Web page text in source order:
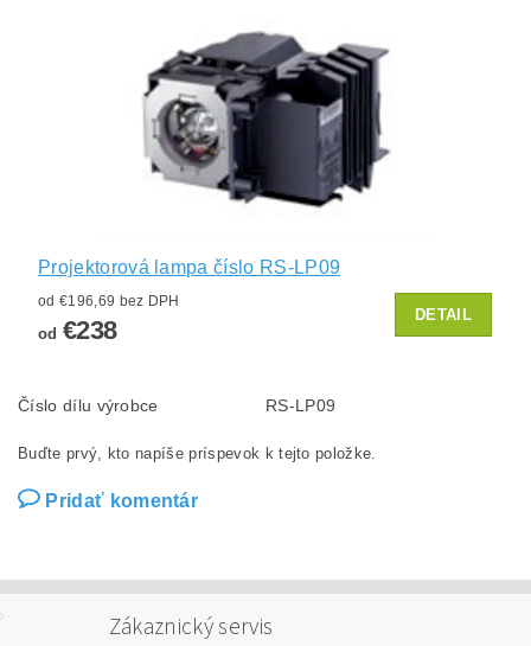
Projektorová lampa číslo RS-LP09
od €196,69 bez DPH
od €238
DETAIL
Číslo dílu výrobce RS-LP09
Buďte prvý, kto napíše príspevok k tejto položke.
Pridať komentár
Zákaznický servis